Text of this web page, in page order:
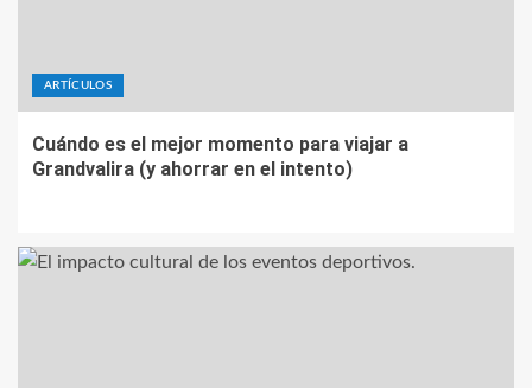
ARTÍCULOS
Cuándo es el mejor momento para viajar a
Grandvalira (y ahorrar en el intento)